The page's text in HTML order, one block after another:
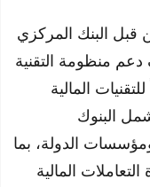
قبل البنك المركزي
منظومة التقنية
المالية
البنوك
الدولة، بما
المالية